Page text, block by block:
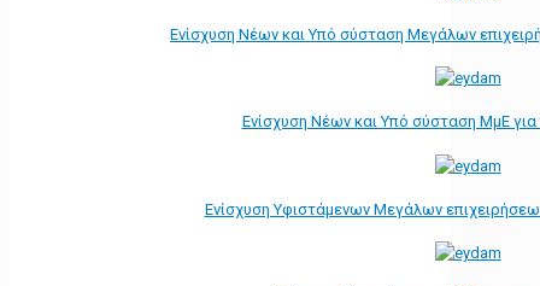
Ενίσχυση Νέων και Υπό σύσταση Μεγάλων
Ενίσχυση Νέων και Υπό σύσταση ΜμΕ
Ενίσχυση Υφιστάμενων Μεγάλων